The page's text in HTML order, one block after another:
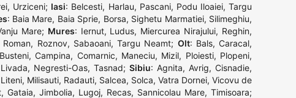
, Urziceni; Iasi: Belcesti, Harlau, Pascani, Podu Iloaiei,Targu
: Baia Mare, Baia Sprie, Borsa, Sighetu Marmatiei, Silimeghiu,
Mare; Mures: Iernut, Ludus, Miercurea Nirajului, Reghin,
Roman, Roznov, Sabaoani,Targu Neamt; Olt: Bals, Caracal,
Busteni, Campina, Comarnic, Maneciu, Mizil, Ploiesti, Plopeni,
Livada, Negresti-Oas, Tasnad; Sibiu: Agnita,Avrig, Cisnadie,
Liteni, Milisauti, Radauti, Salcea, Solca,Vatra Dornei,Vicovu de
, Gataia, Jimbolia, Lugoj, Recas, Sannicolau Mare,Timisoara;